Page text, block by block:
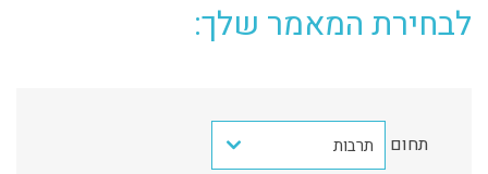
לבחירת המאמר שלך:
תחום תרבות